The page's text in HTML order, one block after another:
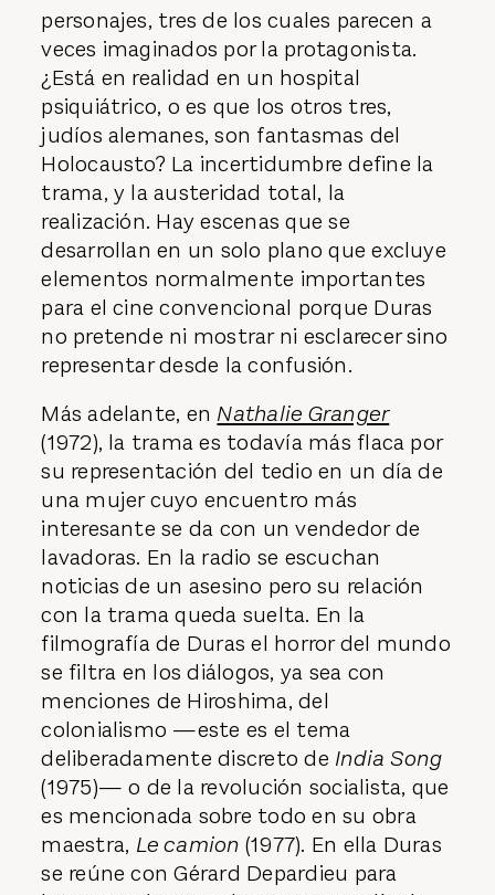
personajes, tres de los cuales parecen a
veces imaginados por la protagonista.
¿Está en realidad en un hospital
psiquiátrico, o es que los otros tres,
judíos alemanes, son fantasmas del
Holocausto? La incertidumbre define la
trama, y la austeridad total, la
realización. Hay escenas que se
desarrollan en un solo plano que excluye
elementos normalmente importantes
para el cine convencional porque Duras
no pretende ni mostrar ni esclarecer sino
representar desde la confusión.
Más adelante, en Nathalie Granger
(1972), la trama es todavía más flaca por
su representación del tedio en un día de
una mujer cuyo encuentro más
interesante se da con un vendedor de
lavadoras. En la radio se escuchan
noticias de un asesino pero su relación
con la trama queda suelta. En la
filmografía de Duras el horror del mundo
se filtra en los diálogos, ya sea con
menciones de Hiroshima, del
colonialismo —este es el tema
deliberadamente discreto de India Song
(1975)— o de la revolución socialista, que
es mencionada sobre todo en su obra
maestra, Le camion (1977). En ella Duras
se reúne con Gérard Depardieu para